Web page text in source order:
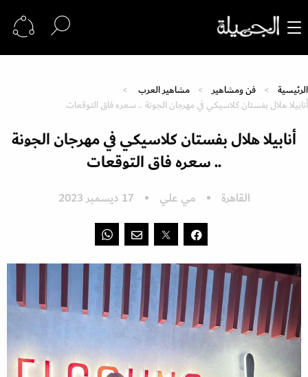
الرئيسية فن ومشاهير
مشاهير العرب
أنابيلا هلال بفستان كلاسيكي في مهرجان الجونة .. سعره فاق التوقعات
أنابيلا هلال بفستان كلاسيكي في مهرجان الجونة
.. سعره فاق التوقعات
القاهرة مي علي 17 ديسمبر 2023